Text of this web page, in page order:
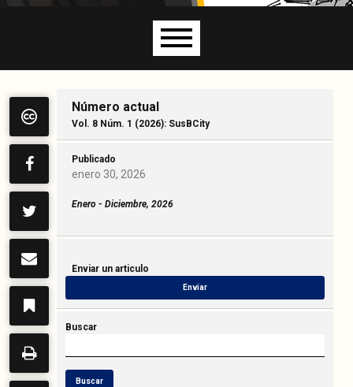
Menú principal
Número actual
Vol. 8 Núm. 1 (2026): SusBCity
Publicado
enero 30, 2026
Enero - Diciembre, 2026
Enviar un articulo
Enviar
Buscar
Buscar